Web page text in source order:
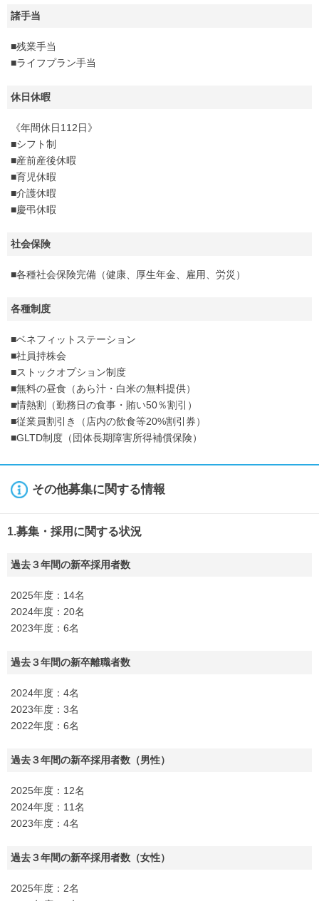
諸手当
■残業手当
■ライフプラン手当
休日休暇
《年間休日112日》
■シフト制
■産前産後休暇
■育児休暇
■介護休暇
■慶弔休暇
社会保険
■各種社会保険完備（健康、厚生年金、雇用、労災）
各種制度
■ベネフィットステーション
■社員持株会
■ストックオプション制度
■無料の昼食（あら汁・白米の無料提供）
■情熱割（勤務日の食事・賄い50％割引）
■従業員割引き（店内の飲食等20%割引券）
■GLTD制度（団体長期障害所得補償保険）
その他募集に関する情報
1.募集・採用に関する状況
過去３年間の新卒採用者数
2025年度：14名
2024年度：20名
2023年度：6名
過去３年間の新卒離職者数
2024年度：4名
2023年度：3名
2022年度：6名
過去３年間の新卒採用者数（男性）
2025年度：12名
2024年度：11名
2023年度：4名
過去３年間の新卒採用者数（女性）
2025年度：2名